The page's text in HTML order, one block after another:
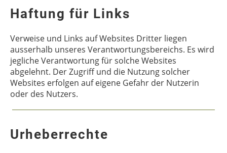
Haftung für Links
Verweise und Links auf Websites Dritter liegen
ausserhalb unseres Verantwortungsbereichs. Es wird
jegliche Verantwortung für solche Websites
abgelehnt. Der Zugriff und die Nutzung solcher
Websites erfolgen auf eigene Gefahr der Nutzerin
oder des Nutzers.
Urheberrechte